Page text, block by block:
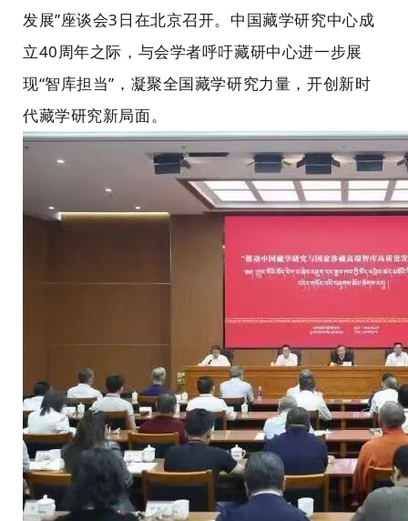
发展”座谈会3日在北京召开。中国藏学研究中心成
立40周年之际，与会学者呼吁藏研中心进一步展
现“智库担当”，凝聚全国藏学研究力量，开创新时
代藏学研究新局面。